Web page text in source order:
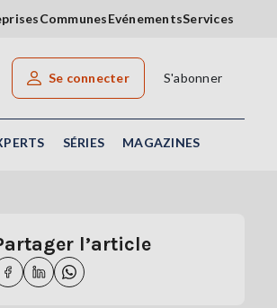
CommunesEvénementsServices
un article
Se connecter S'abonner
SÉRIES MAGAZINES
l’article